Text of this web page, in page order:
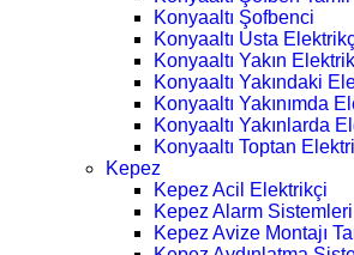
Konyaaltı Şofbenci
Konyaaltı Usta
Konyaaltı Yakın
Konyaaltı Yakındaki
Konyaaltı Yakınımda
Konyaaltı Yakınlarda
Konyaaltı Toptan
Kepez
Kepez Acil Elektrikçi
Kepez Alarm Sistemleri
Kepez Avize Montajı